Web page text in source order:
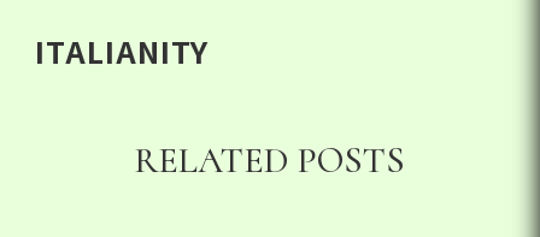
ITALIANITY
RELATED POSTS